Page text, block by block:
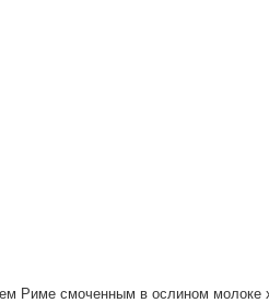
Риме смоченным в ослином молоке